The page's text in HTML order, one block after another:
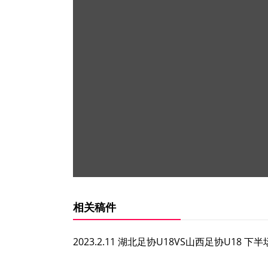
相关稿件
2023.2.11 湖北足协U18VS山西足协U18 下半